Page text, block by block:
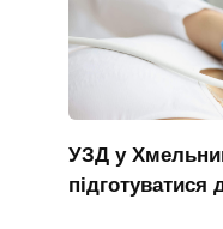
УЗД у
підготуватися